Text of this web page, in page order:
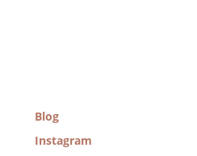
Blog
Instagram